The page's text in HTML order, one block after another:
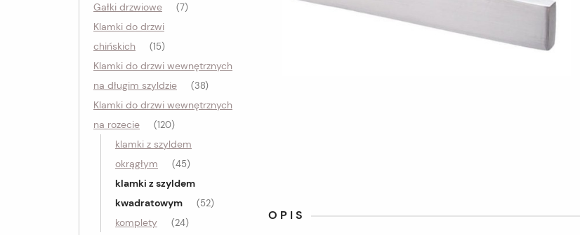
Gałki drzwiowe (7)
Klamki do drzwi
chińskich
(15)
Klamki do drzwi wewnętrznych
na długim szyldzie
(38)
Klamki do drzwi wewnętrznych
na rozecie
(120)
klamki z szyldem
okrągłym
(45)
klamki z szyldem
kwadratowym
(52)
komplety (24)
OPIS